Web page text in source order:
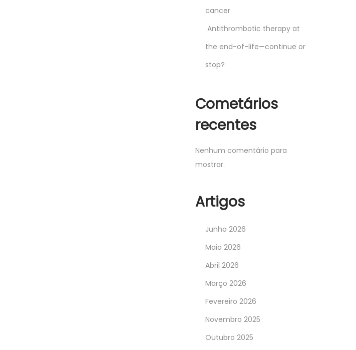
cancer
Antithrombotic therapy at
the end-of-life—continue or
stop?
Cometários
recentes
Nenhum comentário para
mostrar.
Artigos
Junho 2026
Maio 2026
Abril 2026
Março 2026
Fevereiro 2026
Novembro 2025
Outubro 2025